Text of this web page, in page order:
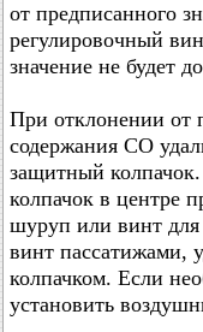
от предписанного
регулировочный
значение не будет
При отклонении от
содержания CO
защитный
колпачок в центре
шуруп или винт для
винт пассатижами,
колпачком. Если
установить